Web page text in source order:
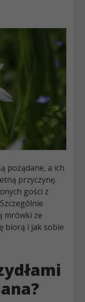
pożądane, a ich
przyczynę.
gości z
mrówki ze
biorą i jak sobie